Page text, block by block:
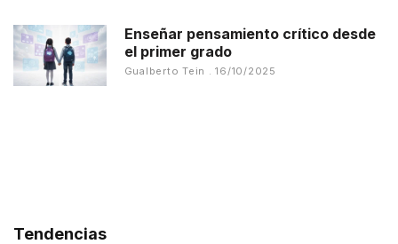
Enseñar pensamiento crítico desde
el primer grado
Gualberto Tein 16/10/2025
Tendencias